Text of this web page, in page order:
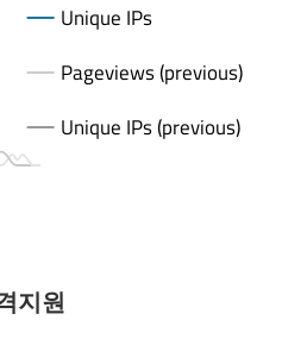
Unique IPs
Pageviews (previous)
Unique IPs (previous)
지원